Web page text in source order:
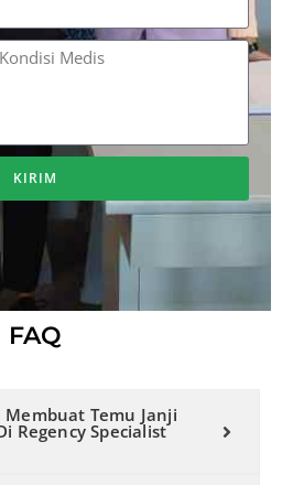
KIRIM
t
e
r
t
FAQ
Membuat Temu Janji
Regency Specialist